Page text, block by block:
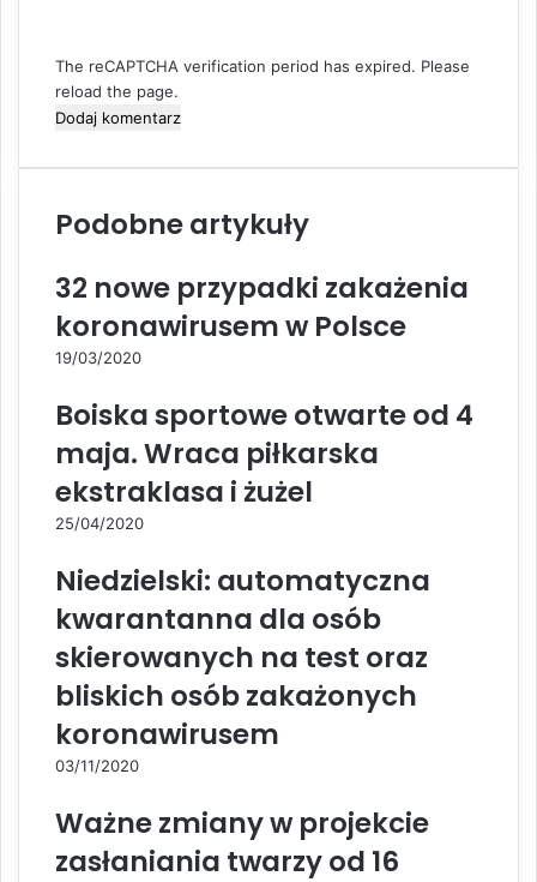
The reCAPTCHA verification period has expired. Please
reload the page.
Podobne artykuły
32 nowe przypadki zakażenia
koronawirusem w Polsce
19/03/2020
Boiska sportowe otwarte od 4
maja. Wraca piłkarska
ekstraklasa i żużel
25/04/2020
Niedzielski: automatyczna
kwarantanna dla osób
skierowanych na test oraz
bliskich osób zakażonych
koronawirusem
03/11/2020
Ważne zmiany w projekcie
zasłaniania twarzy od 16